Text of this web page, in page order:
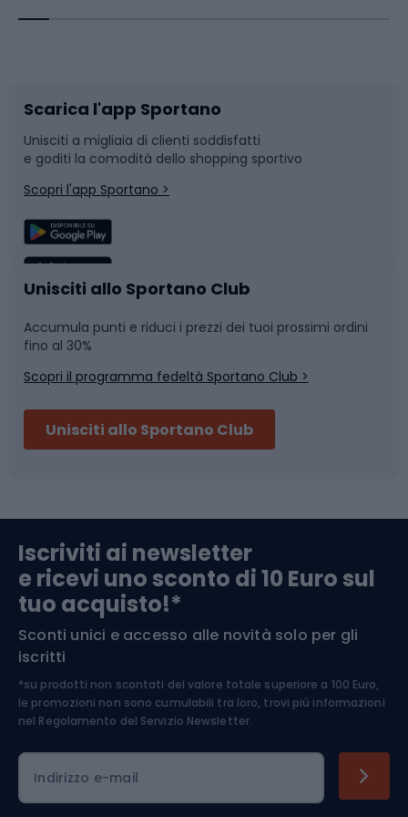
Bushcraft
Corsa
Sport di squadra
Caschi da ciclismo
Skitouring
Abbigliamento da escursionismo
Slitte e slittini
Snowboard
Camminata nordica
Nuoto
Pattinaggio
Componenti per biciclette
Arrampicata
Medicina dello sport
Abbigliamento ciclistico
Scarica l'app Sportano
Unisciti a migliaia di clienti soddisfatti
e goditi la comodità dello shopping sportivo
Scopri l'app Sportano >
Unisciti allo Sportano Club
Accumula punti e riduci i prezzi dei tuoi prossimi ordini
fino al 30%
Scopri il programma fedeltà Sportano Club >
Unisciti allo Sportano Club
Iscriviti ai newsletter
e ricevi uno sconto di 10 Euro sul
tuo acquisto!*
Sconti unici e accesso alle novità solo per gli
iscritti
*su prodotti non scontati del valore totale superiore a 100 Euro,
le promozioni non sono cumulabili tra loro, trovi più informazioni
nel Regolamento del Servizio Newsletter.
Indirizzo e-mail